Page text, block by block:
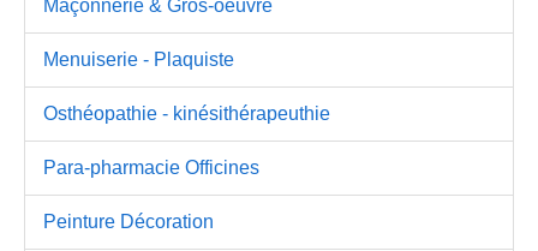
Maçonnerie & Gros-oeuvre
Menuiserie - Plaquiste
Osthéopathie - kinésithérapeuthie
Para-pharmacie Officines
Peinture Décoration